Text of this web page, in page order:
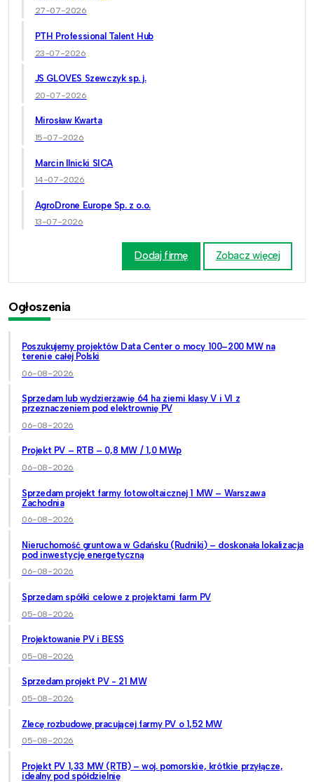
27-07-2026
PTH Professional Talent Hub
23-07-2026
JS GLOVES Szewczyk sp. j.
20-07-2026
Mirosław Kwarta
15-07-2026
Marcin Ilnicki SICA
14-07-2026
AgroDrone Europe Sp. z o.o.
13-07-2026
Dodaj firmę Zobacz więcej
Ogłoszenia
Poszukujemy projektów Data Center o mocy 100–200 MW na
terenie całej Polski
06-08-2026
Sprzedam lub wydzierżawię 64 ha ziemi klasy V i VI z
przeznaczeniem pod elektrownię PV
06-08-2026
Projekt PV – RTB – 0,8 MW / 1,0 MWp
06-08-2026
Sprzedam projekt farmy fotowoltaicznej 1 MW – Warszawa
Zachodnia
06-08-2026
Nieruchomość gruntowa w Gdańsku (Rudniki) – doskonała lokalizacja
pod inwestycję energetyczną
06-08-2026
Sprzedam spółki celowe z projektami farm PV
05-08-2026
Projektowanie PV i BESS
05-08-2026
Sprzedam projekt PV - 21 MW
05-08-2026
Zlecę rozbudowę pracującej farmy PV o 1,52 MW
05-08-2026
Projekt PV 1,33 MW (RTB) – woj. pomorskie, krótkie przyłącze,
idealny pod spółdzielnię